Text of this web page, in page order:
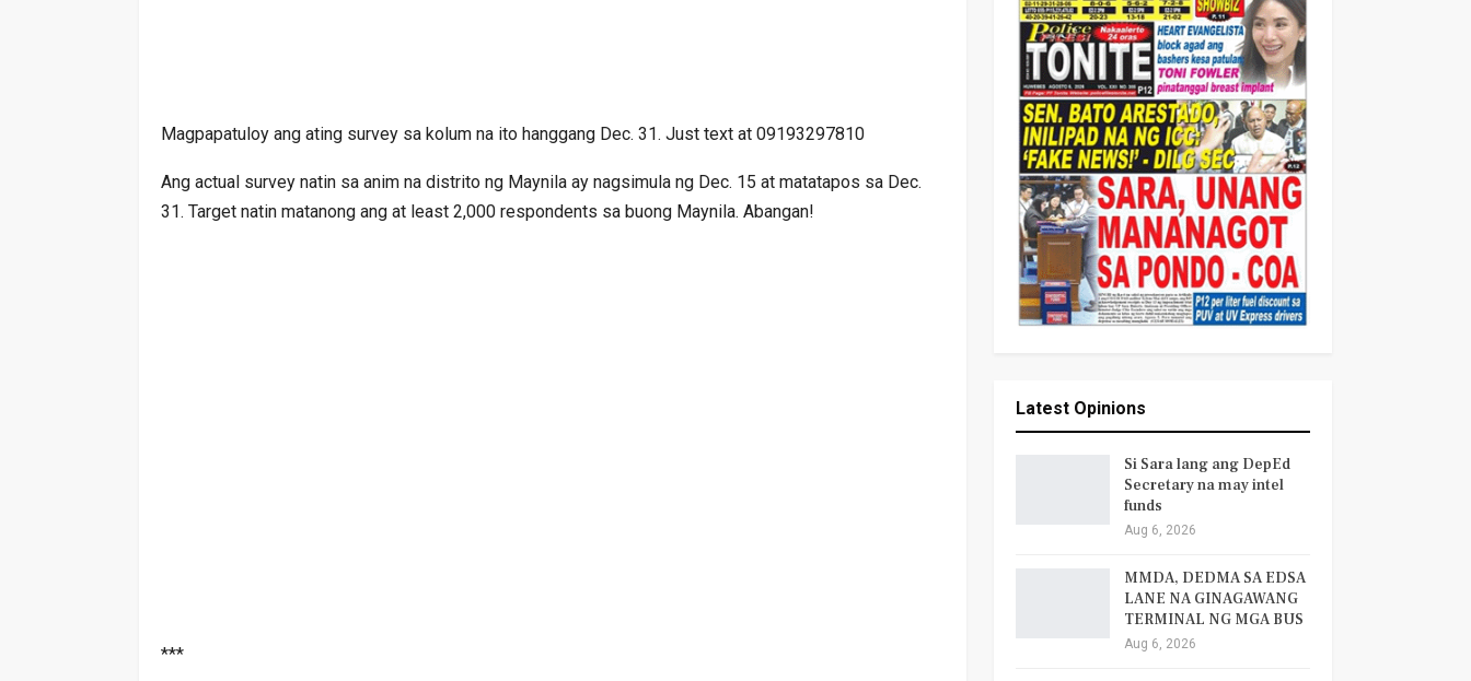
Magpapatuloy ang ating survey sa kolum na ito hanggang Dec. 31. Just text at 09193297810
Ang actual survey natin sa anim na distrito ng Maynila ay nagsimula ng Dec. 15 at matatapos sa Dec.
31. Target natin matanong ang at least 2,000 respondents sa buong Maynila. Abangan!
***
Latest Opinions
Si Sara lang ang DepEd
Secretary na may intel
funds
Aug 6, 2026
MMDA, DEDMA SA EDSA
LANE NA GINAGAWANG
TERMINAL NG MGA BUS
Aug 6, 2026